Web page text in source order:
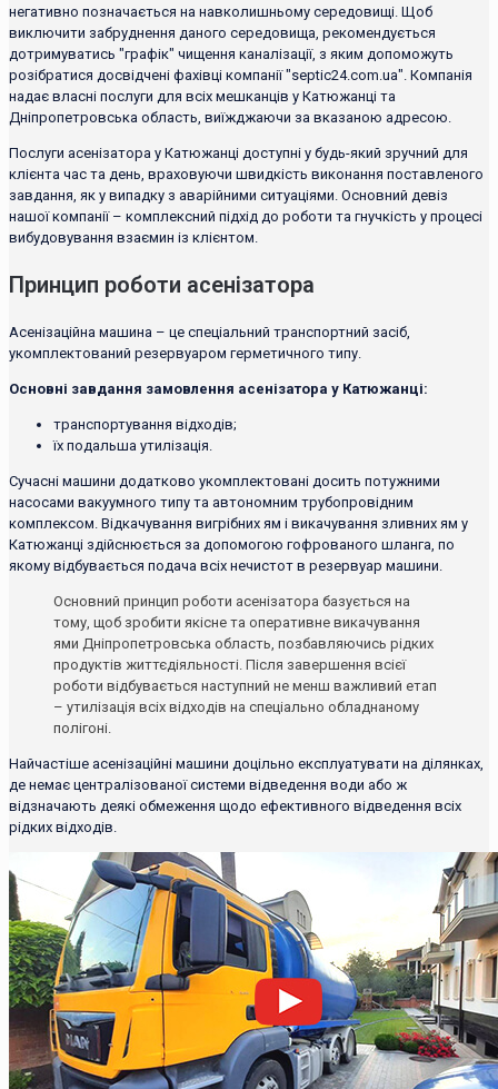
негативно позначається на навколишньому середовищі. Щоб
виключити забруднення даного середовища, рекомендується
дотримуватись "графік" чищення каналізації, з яким допоможуть
розібратися досвідчені фахівці компанії "septic24.com.ua". Компанія
надає власні послуги для всіх мешканців у Катюжанці та
Дніпропетровська область, виїжджаючи за вказаною адресою.
Послуги асенізатора у Катюжанці доступні у будь-який зручний для
клієнта час та день, враховуючи швидкість виконання поставленого
завдання, як у випадку з аварійними ситуаціями. Основний девіз
нашої компанії – комплексний підхід до роботи та гнучкість у процесі
вибудовування взаємин із клієнтом.
Принцип роботи асенізатора
Асенізаційна машина – це спеціальний транспортний засіб,
укомплектований резервуаром герметичного типу.
Основні завдання замовлення асенізатора у Катюжанці:
транспортування відходів;
їх подальша утилізація.
Сучасні машини додатково укомплектовані досить потужними
насосами вакуумного типу та автономним трубопровідним
комплексом. Відкачування вигрібних ям і викачування зливних ям у
Катюжанці здійснюється за допомогою гофрованого шланга, по
якому відбувається подача всіх нечистот в резервуар машини.
Основний принцип роботи асенізатора базується на
тому, щоб зробити якісне та оперативне викачування
ями Дніпропетровська область, позбавляючись рідких
продуктів життєдіяльності. Після завершення всієї
роботи відбувається наступний не менш важливий етап
– утилізація всіх відходів на спеціально обладнаному
полігоні.
Найчастіше асенізаційні машини доцільно експлуатувати на ділянках,
де немає централізованої системи відведення води або ж
відзначають деякі обмеження щодо ефективного відведення всіх
рідких відходів.